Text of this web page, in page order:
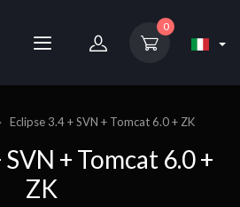
0
Eclipse 3.4 + SVN + Tomcat 6.0 + ZK
+ Tomcat 6.0 +
ZK